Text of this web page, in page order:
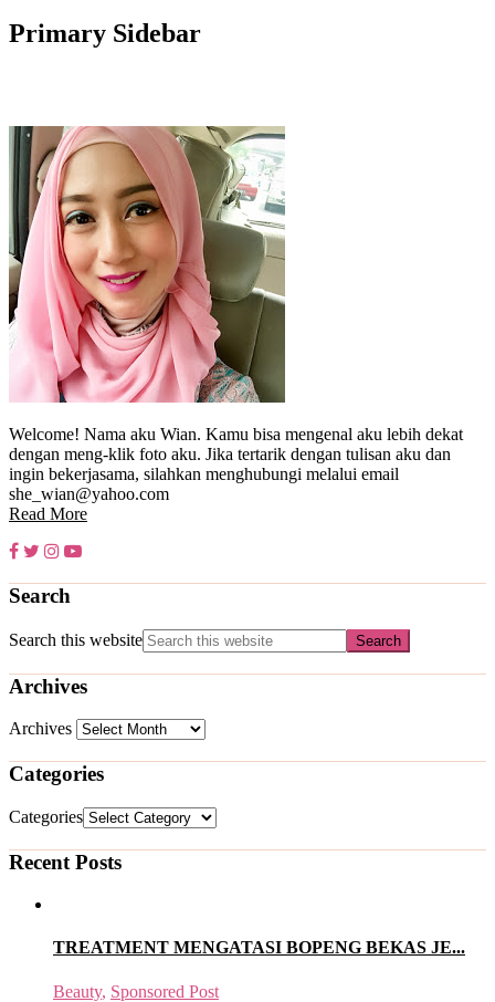
Primary Sidebar
Welcome! Nama aku Wian. Kamu bisa mengenal aku lebih dekat
dengan meng-klik foto aku. Jika tertarik dengan tulisan aku dan
ingin bekerjasama, silahkan menghubungi melalui email
she_wian@yahoo.com
Read More
Search
Search this website
Archives
Archives
Categories
Categories
Recent Posts
TREATMENT MENGATASI BOPENG BEKAS JE...
Beauty, Sponsored Post